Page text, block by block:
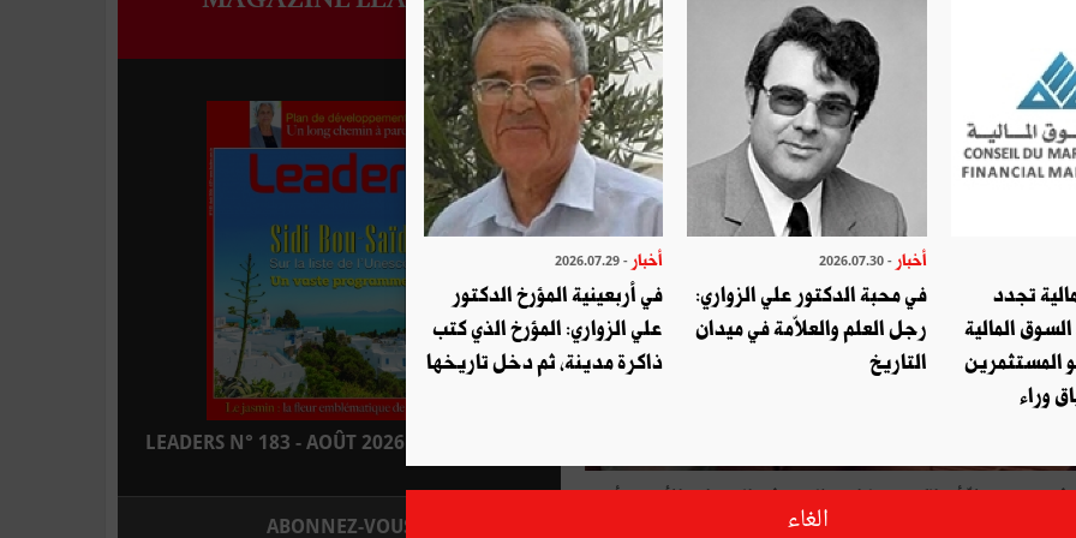
في تونس، إلاّ أنّ الكوميديا استطاعت في السنوات الأخيرة أن
LEADERS N° 183 - AOÛT 2026 : EN KIOSQUE
ABONNEZ-VOUS
تجدد
المالية
المستثمرين
وراء
أخبار - 2026.07.30
في محبة الدكتور علي الزواري:
رجل العلم والعلاّمة في ميدان
التاريخ
أخبار - 2026.07.29
في أربعينية المؤرخ الدكتور
علي الزواري: المؤرخ الذي كتب
ذاكرة مدينة، ثم دخل تاريخها
الغاء